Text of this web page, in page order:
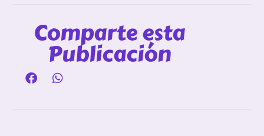
Comparte esta
Publicación